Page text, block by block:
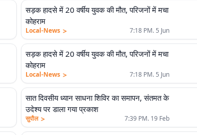
सड़क हादसे में 20 वर्षीय युवक की मौत, परिजनों में मचा
कोहराम
Local-News > 7:18 PM. 5 Jun
सड़क हादसे में 20 वर्षीय युवक की मौत, परिजनों में मचा
कोहराम
Local-News > 7:18 PM. 5 Jun
सात दिवसीय ध्यान साधना शिविर का समापन, संतमत के
उदेश्य पर डाला गया प्रकाश
सुपौल > 7:39 PM. 19 Feb